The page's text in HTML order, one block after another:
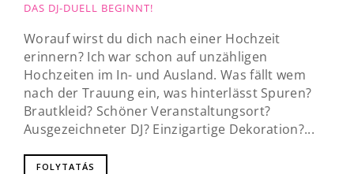
DAS DJ-DUELL BEGINNT!
Worauf wirst du dich nach einer Hochzeit
erinnern? Ich war schon auf unzähligen
Hochzeiten im In- und Ausland. Was fällt wem
nach der Trauung ein, was hinterlässt Spuren?
Brautkleid? Schöner Veranstaltungsort?
Ausgezeichneter DJ? Einzigartige Dekoration?...
FOLYTATÁS